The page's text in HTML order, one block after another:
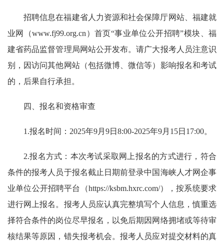
招聘信息在福建省人力资源和社会保障厅网站、福建就
业网（www.fj99.org.cn）首页“事业单位公开招聘”模块、福
建省药品监督管理局网站公开发布。请广大报考人员注意识
别，因访问其他网站（包括微博、微信等）影响报名和考试
的，后果自行承担。
四、报名和资格审查
1.报名时间：2025年9月9日8:00-2025年9月15日17:00。
2.报名方式：本次考试采取网上报名的方式进行，符合
条件的报考人员于报名截止日期前登录中国海峡人才网企事
业单位公开招聘平台（https://ksbm.hxrc.com/），按系统要求
进行网上报名。报考人员应认真完整填写个人信息，慎重选
择符合条件的岗位尽早报名，以免后期因网络拥堵或等待审
核结果等原因，错失报考机会。报考人员应对提交材料的真